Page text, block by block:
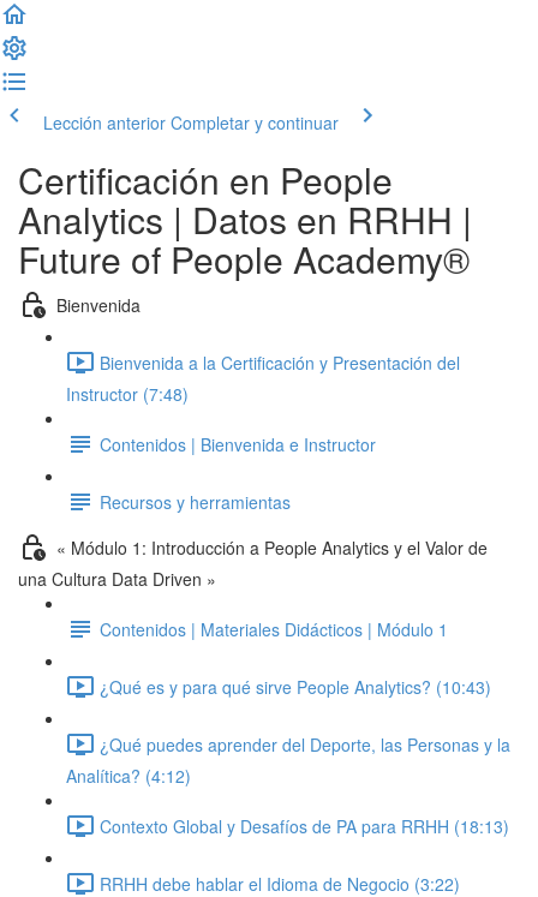
Lección anterior Completar y continuar
Certificación en People
Analytics | Datos en RRHH |
Future of People Academy®
Bienvenida
Bienvenida a la Certificación y Presentación del
Instructor (7:48)
Contenidos | Bienvenida e Instructor
Recursos y herramientas
« Módulo 1: Introducción a People Analytics y el Valor de
una Cultura Data Driven »
Contenidos | Materiales Didácticos | Módulo 1
¿Qué es y para qué sirve People Analytics? (10:43)
¿Qué puedes aprender del Deporte, las Personas y la
Analítica? (4:12)
Contexto Global y Desafíos de PA para RRHH (18:13)
RRHH debe hablar el Idioma de Negocio (3:22)